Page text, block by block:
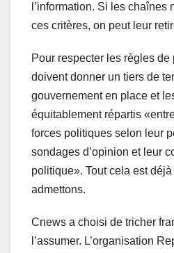
l’information. Si les chaînes
ces critères, on peut leur
Pour respecter les règles
doivent donner un tiers de
gouvernement en place et
équitablement répartis
forces politiques selon leur
sondages d’opinion et leur
politique». Tout cela est
admettons.
Cnews a choisi de tricher
l’assumer. L’organisation